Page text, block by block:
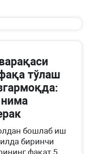
тўлаш
нима
бошлаб иш
биринчи
фақат 5